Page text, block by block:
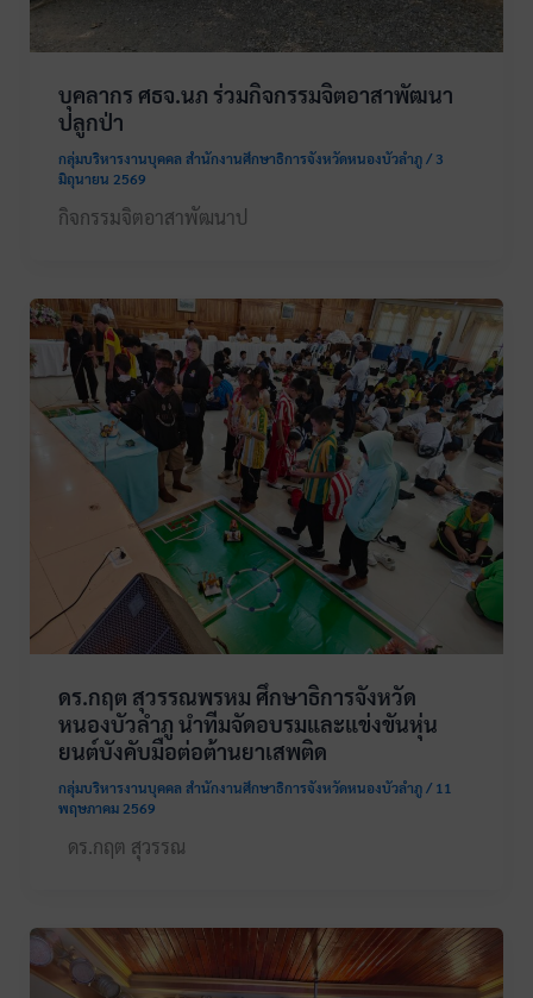
บุคลากร ศธจ.นภ ร่วมกิจกรรมจิตอาสาพัฒนา
ปลูกป่า
กลุ่มบริหารงานบุคคล สำนักงานศึกษาธิการจังหวัดหนองบัวลำภู/3
มิถุนายน 2569
กิจกรรมจิตอาสาพัฒนาป
ดร.กฤต สุวรรณพรหม ศึกษาธิการจังหวัด
หนองบัวลำภู นำทีมจัดอบรมและแข่งขันหุ่น
ยนต์บังคับมือต่อต้านยาเสพติด
กลุ่มบริหารงานบุคคล สำนักงานศึกษาธิการจังหวัดหนองบัวลำภู/11
พฤษภาคม 2569
ดร.กฤต สุวรรณ